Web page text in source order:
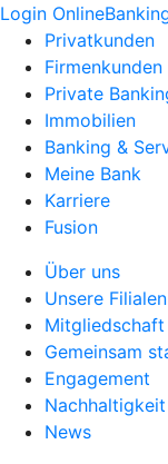
Login
Privatkunden
Firmenkunden
Private
Immobilien
Banking &
Meine Bank
Karriere
Fusion
Über uns
Unsere Filialen
Mitgliedschaft
Gemeinsam
Engagement
Nachhaltigkeit
News